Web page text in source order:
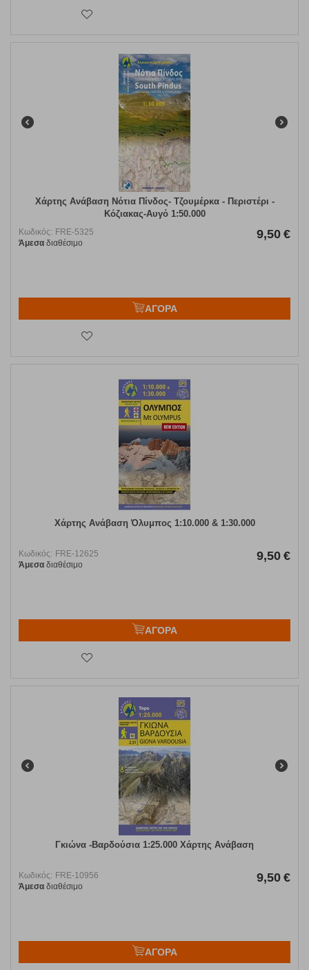
Χάρτης Ανάβαση Νότια Πίνδος- Τζουμέρκα - Περιστέρι -
Κόζιακας-Αυγό 1:50.000
Κωδικός: FRE-5325
Άμεσα διαθέσιμο
9,50 €
ΑΓΟΡΑ
Χάρτης Ανάβαση Όλυμπος 1:10.000 & 1:30.000
Κωδικός: FRE-12625
Άμεσα διαθέσιμο
9,50 €
ΑΓΟΡΑ
Γκιώνα -Βαρδούσια 1:25.000 Χάρτης Ανάβαση
Κωδικός: FRE-10956
Άμεσα διαθέσιμο
9,50 €
ΑΓΟΡΑ